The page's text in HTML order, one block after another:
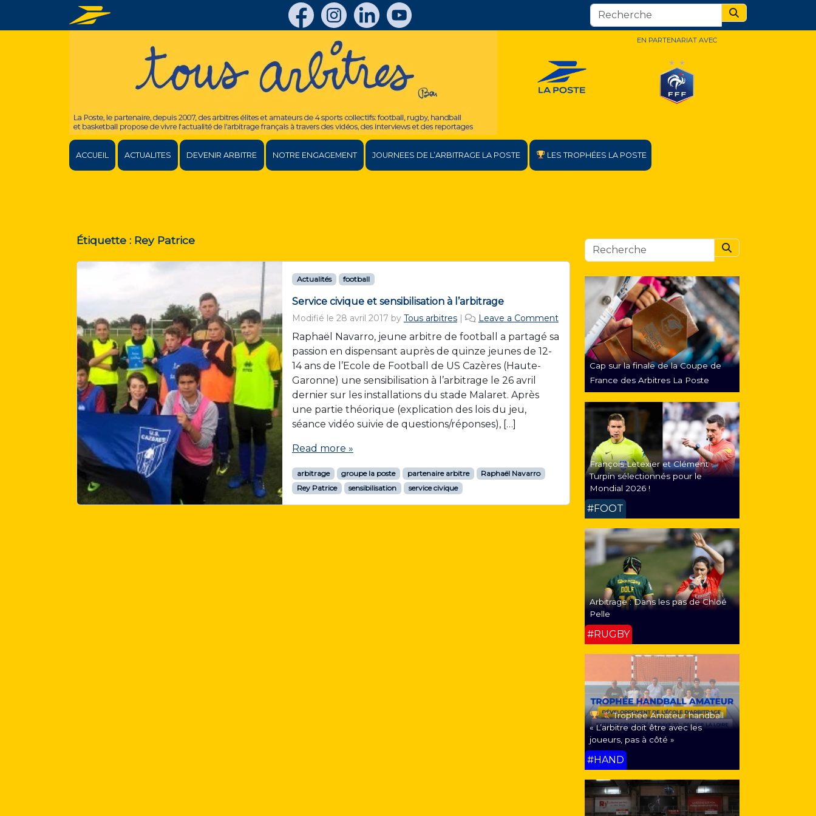
Search
EN PARTENARIAT AVEC
ACCUEIL ACTUALITES DEVENIR ARBITRE NOTRE ENGAGEMENT JOURNEES DE L’ARBITRAGE LA POSTE LES TROPHÉES LA POSTE
Étiquette : Rey Patrice
Actualités football
Service civique et sensibilisation à l’arbitrage
Modifié le 28 avril 2017 by Tous arbitres | Leave a Comment
Raphaël Navarro, jeune arbitre de football a partagé sa
passion en dispensant auprès de quinze jeunes de 12-
14 ans de l’Ecole de Football de US Cazères (Haute-
Garonne) une sensibilisation à l’arbitrage le 26 avril
dernier sur les installations du stade Malaret. Après
une partie théorique (explication des lois du jeu,
séance vidéo suivie de questions/réponses), […]
Read more »
arbitrage groupe la poste partenaire arbitre
Raphaël Navarro
Rey Patrice
sensibilisation service civique
Search
Cap sur la finale de la Coupe de
France des Arbitres La Poste
François Letexier et Clément
Turpin sélectionnés pour le
Mondial 2026 !
#FOOT
Arbitrage : Dans les pas de Chloé
Pelle
#RUGBY
Trophée Amateur handball
« L’arbitre doit être avec les
joueurs, pas à côté »
#HAND